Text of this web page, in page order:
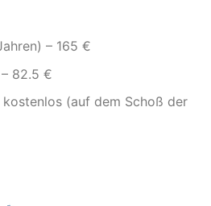
– 165 €
82.5 €
(auf dem Schoß der